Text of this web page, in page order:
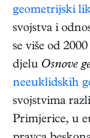
geometrijski
svojstva i
se više od
djelu Osnove
neeuklidskih
svojstvima
Primjerice, u